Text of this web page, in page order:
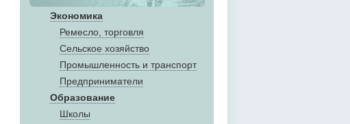
Экономика
Ремесло, торговля
Сельское хозяйство
Промышленность и транспорт
Предприниматели
Образование
Школы